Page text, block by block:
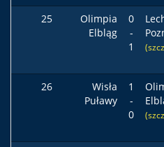
25
Olimpia
Elbląg
0
-
1
26
Wisła
Puławy
1
-
0